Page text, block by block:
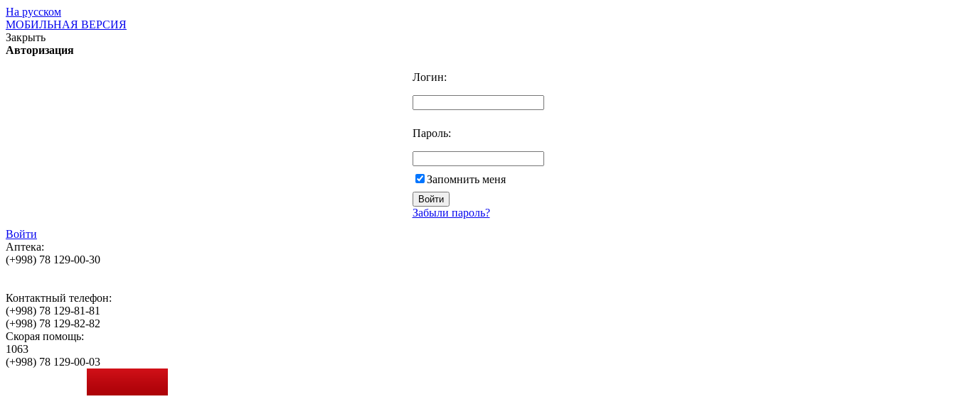
На русском
МОБИЛЬНАЯ ВЕРСИЯ
Закрыть
Авторизация
Логин:
Пароль:
Запомнить меня
Забыли пароль?
Войти
Аптека:
(+998) 78 129-00-30
Контактный телефон:
(+998) 78 129-81-81
(+998) 78 129-82-82
Скорая помощь:
1063
(+998) 78 129-00-03